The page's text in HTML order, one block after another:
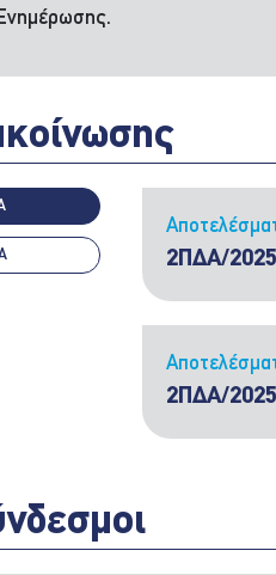
Ενημέρωσης.
2ΠΔΑ/
2ΠΔΑ/